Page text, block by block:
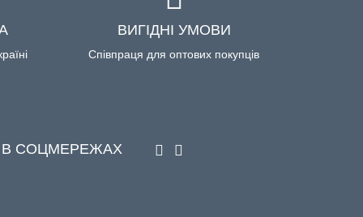
ВИГІДНІ УМОВИ
Співпраця для оптових покупців
СОЦМЕРЕЖАХ